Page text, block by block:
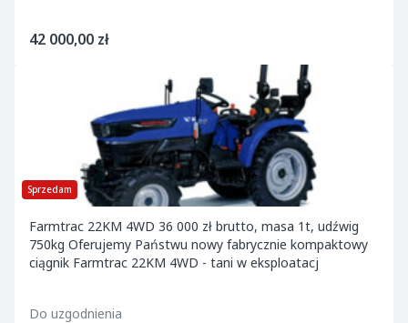
42 000,00 zł
Sprzedam
Farmtrac 22KM 4WD 36 000 zł brutto, masa 1t, udźwig
750kg Oferujemy Państwu nowy fabrycznie kompaktowy
ciągnik Farmtrac 22KM 4WD - tani w eksploatacj
Do uzgodnienia